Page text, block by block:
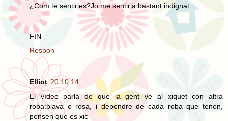
¿Com te sentiries?Jo me sentiria bastant indignat.
FIN
Respon
Elliot 20.10.14
El vídeo parla de que la gent ve al xiquet con altra
roba:blava o rosa, i dependre de cada roba que tenen,
pensen que es xic